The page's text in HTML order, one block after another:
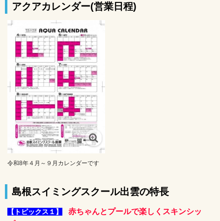
アクアカレンダー(営業日程)
令和8年４月～９月カレンダーです
島根スイミングスクール出雲の特長
【トピックス１】
赤ちゃんとプールで楽しくスキンシッ